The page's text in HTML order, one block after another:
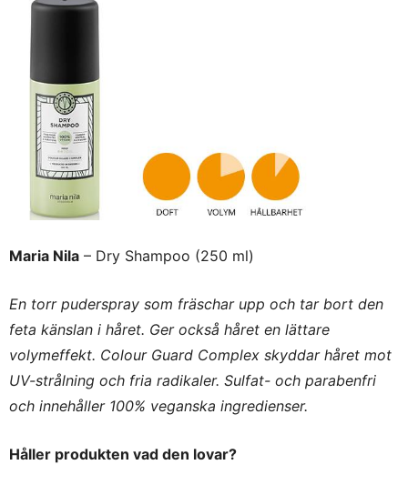
Maria Nila – Dry Shampoo (250 ml)
En torr puderspray som fräschar upp och tar bort den
feta känslan i håret. Ger också håret en lättare
volymeffekt. Colour Guard Complex skyddar håret mot
UV-strålning och fria radikaler. Sulfat- och parabenfri
och innehåller 100% veganska ingredienser.
Håller produkten vad den lovar?